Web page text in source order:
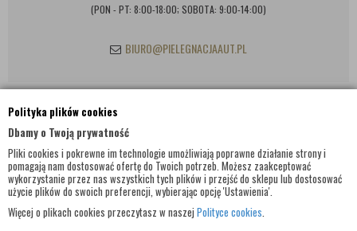
Polityka plików cookies
Dbamy o Twoją prywatność
Pliki cookies i pokrewne im technologie umożliwiają poprawne działanie strony i
pomagają nam dostosować ofertę do Twoich potrzeb. Możesz zaakceptować
wykorzystanie przez nas wszystkich tych plików i przejść do sklepu lub dostosować
użycie plików do swoich preferencji, wybierając opcję 'Ustawienia'.
Więcej o plikach cookies przeczytasz w naszej Polityce cookies.
(PON - PT: 8:00-18:00; SOBOTA: 9:00-14:00)
BIURO@PIELEGNACJAAUT.PL
INFORMACJE KONTAKTOWE